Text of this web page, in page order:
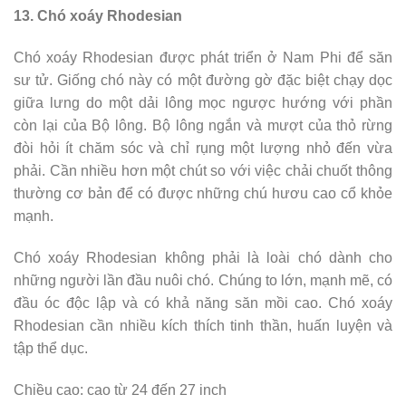
13. Chó xoáy Rhodesian
Chó xoáy Rhodesian được phát triển ở Nam Phi để săn
sư tử. Giống chó này có một đường gờ đặc biệt chạy dọc
giữa lưng do một dải lông mọc ngược hướng với phần
còn lại của Bộ lông. Bộ lông ngắn và mượt của thỏ rừng
đòi hỏi ít chăm sóc và chỉ rụng một lượng nhỏ đến vừa
phải. Cần nhiều hơn một chút so với việc chải chuốt thông
thường cơ bản để có được những chú hươu cao cổ khỏe
mạnh.
Chó xoáy Rhodesian không phải là loài chó dành cho
những người lần đầu nuôi chó. Chúng to lớn, mạnh mẽ, có
đầu óc độc lập và có khả năng săn mồi cao. Chó xoáy
Rhodesian cần nhiều kích thích tinh thần, huấn luyện và
tập thể dục.
Chiều cao: cao từ 24 đến 27 inch